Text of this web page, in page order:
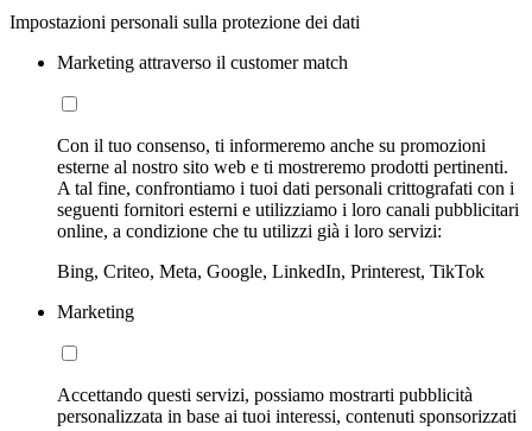
Impostazioni personali sulla protezione dei dati
Marketing attraverso il customer match
Con il tuo consenso, ti informeremo anche su promozioni
esterne al nostro sito web e ti mostreremo prodotti pertinenti.
A tal fine, confrontiamo i tuoi dati personali crittografati con i
seguenti fornitori esterni e utilizziamo i loro canali pubblicitari
online, a condizione che tu utilizzi già i loro servizi:
Bing, Criteo, Meta, Google, LinkedIn, Printerest, TikTok
Marketing
Accettando questi servizi, possiamo mostrarti pubblicità
personalizzata in base ai tuoi interessi, contenuti sponsorizzati